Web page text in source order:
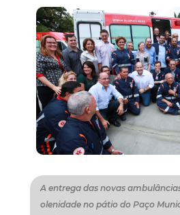
A entrega das novas
olenidade no pátio do Paço